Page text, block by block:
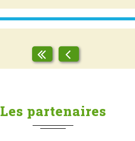
Les partenaires